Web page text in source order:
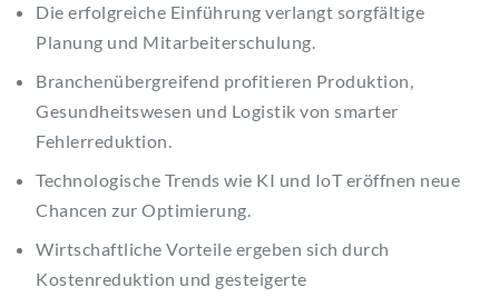
Die erfolgreiche Einführung verlangt sorgfältige
Planung und Mitarbeiterschulung.
Branchenübergreifend profitieren Produktion,
Gesundheitswesen und Logistik von smarter
Fehlerreduktion.
Technologische Trends wie KI und IoT eröffnen neue
Chancen zur Optimierung.
Wirtschaftliche Vorteile ergeben sich durch
Kostenreduktion und gesteigerte